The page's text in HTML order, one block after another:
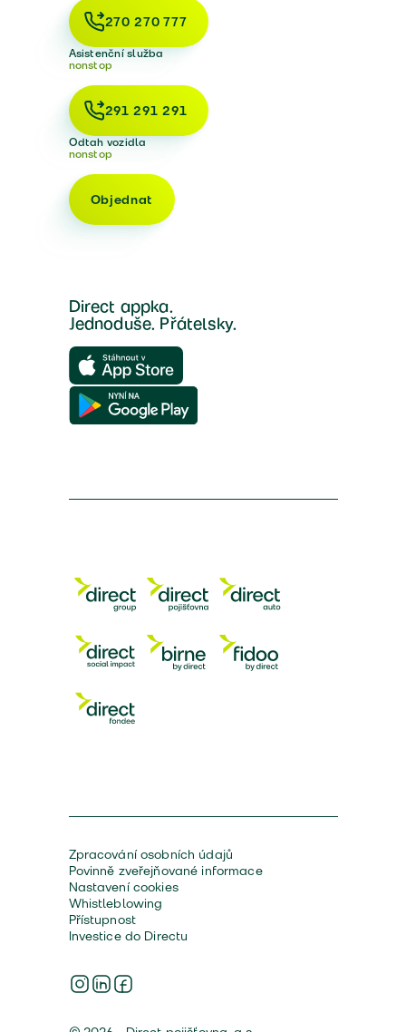
270 270 777
Asistenční služba
nonstop
291 291 291
Odtah vozidla
nonstop
Objednat
Direct appka.
Jednoduše. Přátelsky.
Zpracování osobních údajů
Povinně zveřejňované informace
Nastavení cookies
Whistleblowing
Přístupnost
Investice do Directu